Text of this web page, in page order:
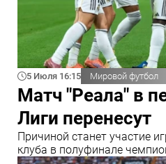
5 Июля 16:15 Мировой футбол
Матч "Реала" в
Лиги перенесут
Причиной станет участие
клуба в полуфинале